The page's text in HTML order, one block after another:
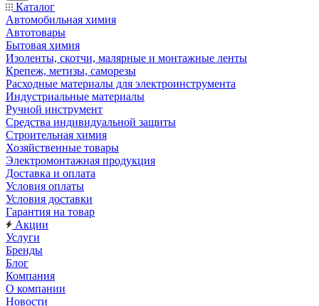
Каталог
Автомобильная химия
Автотовары
Бытовая химия
Изоленты, скотчи, малярные и монтажные ленты
Крепеж, метизы, саморезы
Расходные материалы для электроинструмента
Индустриальные материалы
Ручной инструмент
Средства индивидуальной защиты
Строительная химия
Хозяйственные товары
Электромонтажная продукция
Доставка и оплата
Условия оплаты
Условия доставки
Гарантия на товар
Акции
Услуги
Бренды
Блог
Компания
О компании
Новости